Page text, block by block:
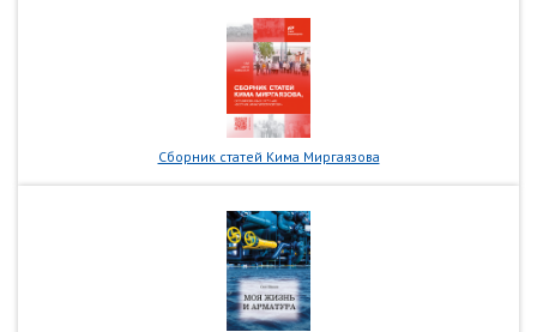
Сборник статей Кима Миргаязова